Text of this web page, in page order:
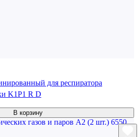
для респиратора
K1P1 R D
В корзину